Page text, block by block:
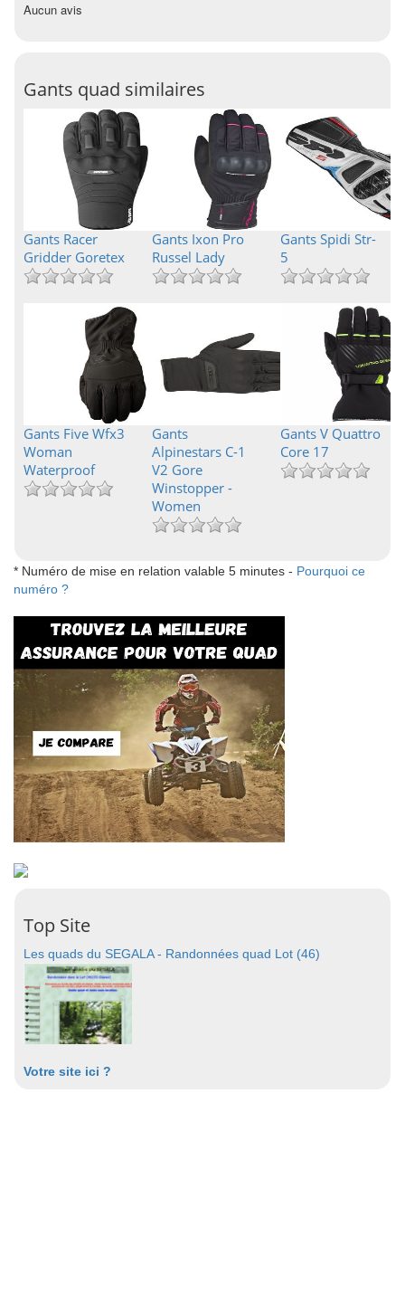
Aucun avis
Gants quad similaires
Gants Racer
Gridder Goretex
Gants Ixon Pro
Russel Lady
Gants Spidi Str-
5
Gants Five Wfx3
Woman
Waterproof
Gants
Alpinestars C-1
V2 Gore
Winstopper -
Women
Gants V Quattro
Core 17
* Numéro de mise en relation valable 5 minutes - Pourquoi ce
numéro ?
Top Site
Les quads du SEGALA - Randonnées quad Lot (46)
Votre site ici ?